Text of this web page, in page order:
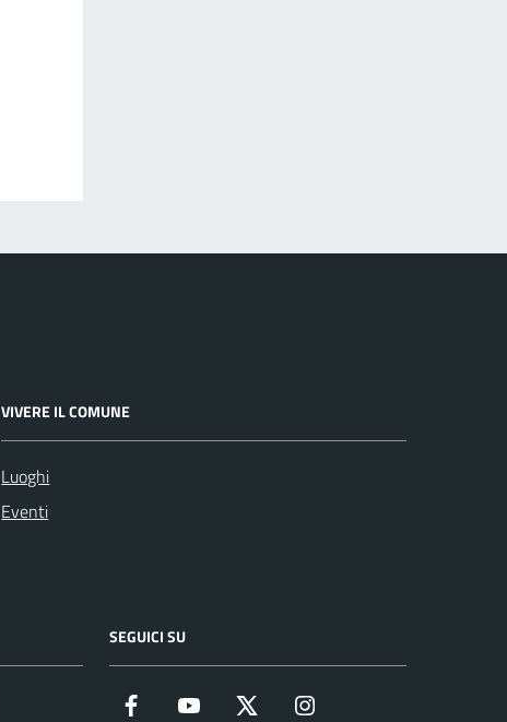
VIVERE IL COMUNE
Luoghi
Eventi
SEGUICI SU
Facebook YouTube Twitter